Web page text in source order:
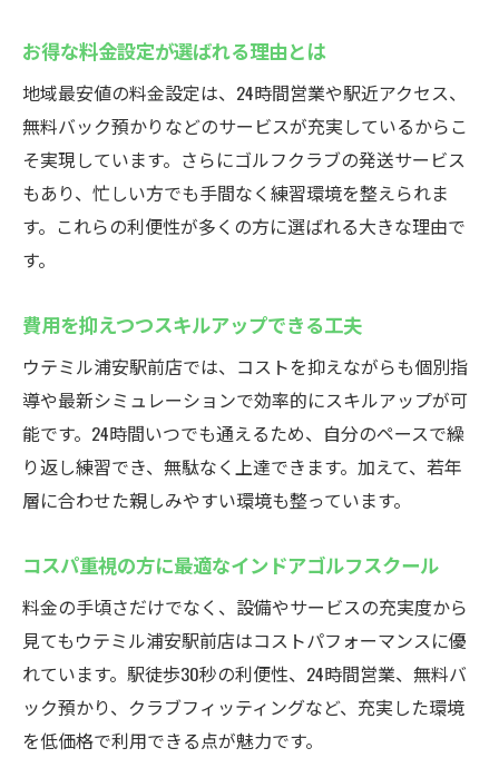
お得な料金設定が選ばれる理由とは
地域最安値の料金設定は、24時間営業や駅近アクセス、
無料バック預かりなどのサービスが充実しているからこ
そ実現しています。さらにゴルフクラブの発送サービス
もあり、忙しい方でも手間なく練習環境を整えられま
す。これらの利便性が多くの方に選ばれる大きな理由で
す。
費用を抑えつつスキルアップできる工夫
ウテミル浦安駅前店では、コストを抑えながらも個別指
導や最新シミュレーションで効率的にスキルアップが可
能です。24時間いつでも通えるため、自分のペースで繰
り返し練習でき、無駄なく上達できます。加えて、若年
層に合わせた親しみやすい環境も整っています。
コスパ重視の方に最適なインドアゴルフスクール
料金の手頃さだけでなく、設備やサービスの充実度から
見てもウテミル浦安駅前店はコストパフォーマンスに優
れています。駅徒歩30秒の利便性、24時間営業、無料バ
ック預かり、クラブフィッティングなど、充実した環境
を低価格で利用できる点が魅力です。